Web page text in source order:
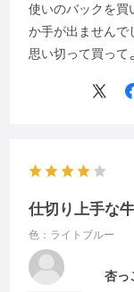
使いのバックを買
か手が出ませんで
思い切って買って
仕切り上手な
色：ライトブルー
杏っ